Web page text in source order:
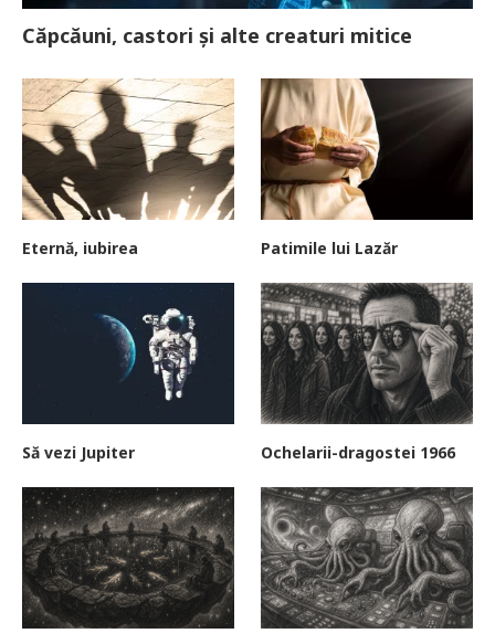
Căpcăuni, castori și alte creaturi mitice
Eternă, iubirea Patimile lui Lazăr
Să vezi Jupiter Ochelarii-dragostei 1966